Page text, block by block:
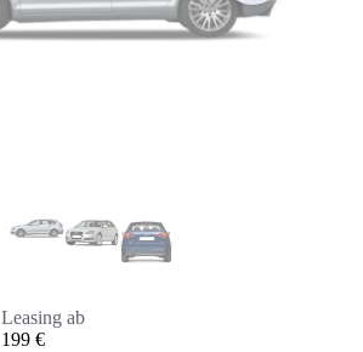
Leasing ab
199 €